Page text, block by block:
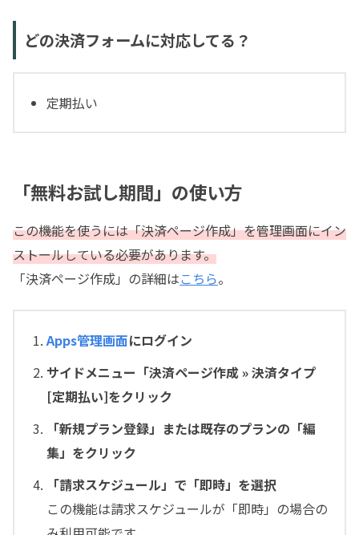
どの決済フォームに対応してる？
定期払い
「無料お試し期間」の使い方
この機能を使うには「決済ページ作成」を管理画面にイン
ストールしている必要があります。
「決済ページ作成」の詳細はこちら。
Apps管理画面にログイン
サイドメニュー「決済ページ作成 » 決済タイプ
[定期払い]をクリック
「新規プラン登録」または既存のプランの「編
集」をクリック
「請求スケジュール」で「即時」を選択
この機能は請求スケジュールが「即時」の場合の